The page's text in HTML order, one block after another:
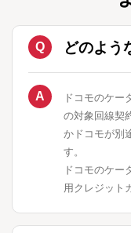
どのよう
ドコモのケー
の対象回線契
かドコモが別
す。
ドコモのケー
用クレジット